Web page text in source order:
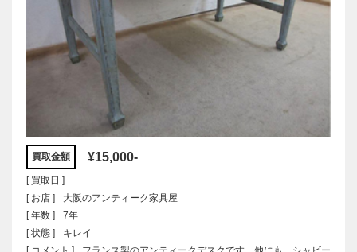
買取金額 ¥15,000-
[ 買取日 ]
[ お店 ]
大阪のアンティーク家具屋
[ 年数 ]
7年
[ 状態 ]
キレイ